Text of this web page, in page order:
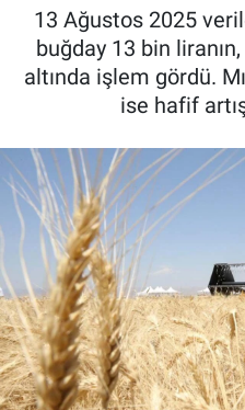
13 Ağustos 2025
buğday 13 bin
altında işlem gördü.
ise hafif
Tarım Kredi
Pankobirlik
Et fiyatları
Tarım Bilgisi
Yetiştirici Soruyor
Dünyada Tarım
Üretici Birlikleri